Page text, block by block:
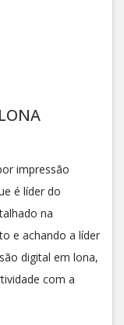
impressão
é líder do
na
e achando a líder
digital em lona,
com a